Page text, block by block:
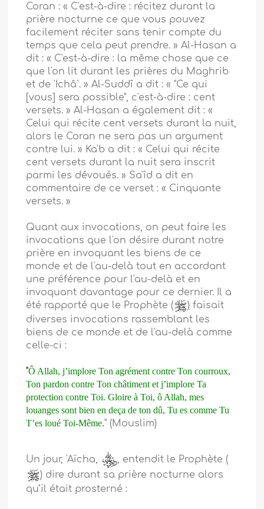
Coran : « C'est-à-dire : récitez durant la
prière nocturne ce que vous pouvez
facilement réciter sans tenir compte du
temps que cela peut prendre. » Al-Hasan a
dit : « C'est-à-dire : la même chose que ce
que l'on lit durant les prières du Maghrib
et de 'Ichâ`. » Al-Suddî a dit : « "Ce qui
[vous] sera possible", c'est-à-dire : cent
versets. » Al-Hasan a également dit : «
Celui qui récite cent versets durant la nuit,
alors le Coran ne sera pas un argument
contre lui. » Ka'b a dit : « Celui qui récite
cent versets durant la nuit sera inscrit
parmi les dévoués. » Sa'îd a dit en
commentaire de ce verset : « Cinquante
versets. »
Quant aux invocations, on peut faire les
invocations que l'on désire durant notre
prière en invoquant les biens de ce
monde et de l'au-delà tout en accordant
une préférence pour l'au-delà et en
invoquant davantage pour ce dernier. Il a
été rapporté que le Prophète (
) faisait
diverses invocations rassemblant les
biens de ce monde et de l'au-delà comme
celle-ci :
"Ô Allah, j’implore Ton agrément contre Ton courroux,
Ton pardon contre Ton châtiment et j’implore Ta
protection contre Toi. Gloire à Toi, ô Allah, mes
louanges sont bien en deça de ton dû, Tu es comme Tu
T’es loué Toi-Même." (Mouslim)
Un jour, 'Aïcha,
, entendit le Prophète (
) dire durant sa prière nocturne alors
qu’il était prosterné :